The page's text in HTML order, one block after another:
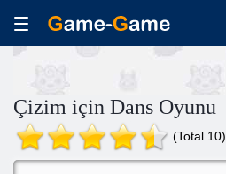
Çizim için Dans Oyunu
(Total 10)